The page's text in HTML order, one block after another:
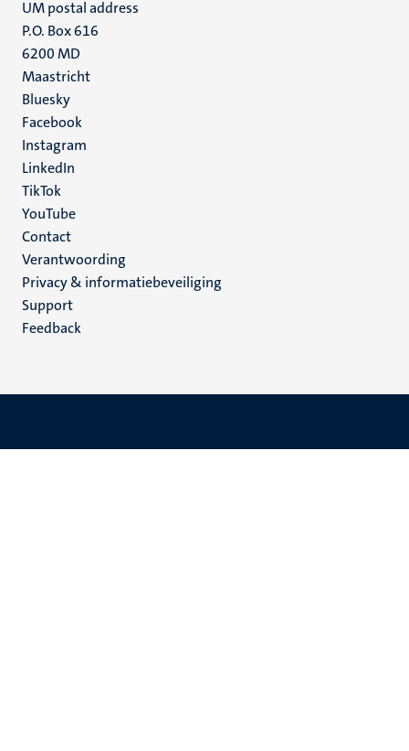
UM postal address
P.O. Box 616
6200 MD
Maastricht
Social
media
Bluesky
Facebook
Instagram
LinkedIn
TikTok
YouTube
Menu
footer
(NL)
Contact
Verantwoording
Privacy & informatiebeveiliging
Support
Feedback